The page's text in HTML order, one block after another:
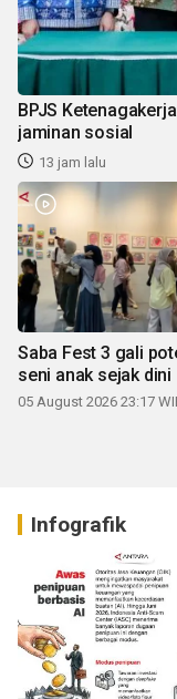
BPJS
jaminan sosial
13 jam lalu
Saba Fest 3 gali
seni anak sejak dini
05 August 2026 23:17
Infografik